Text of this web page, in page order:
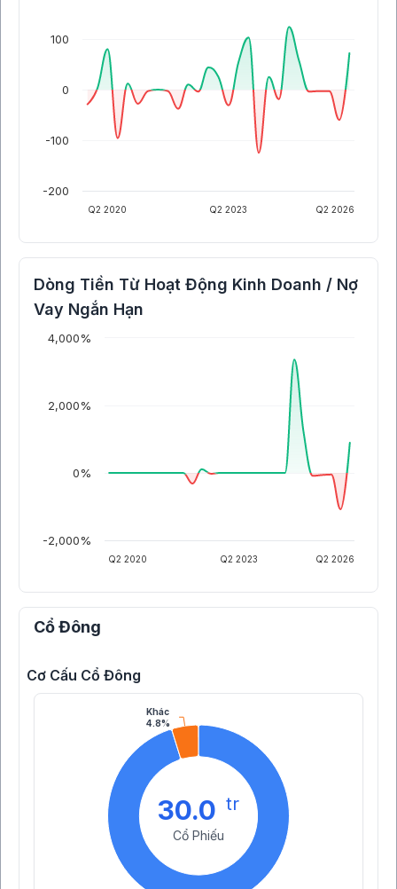
Q2 2020 Q2 2023 Q2 2026
-200
-100
0
100
Dòng Tiền Từ Hoạt Động Kinh Doanh / Nợ
Vay Ngắn Hạn
Q2 2020 Q2 2023 Q2 2026
-2,000%
0%
2,000%
4,000%
Cổ Đông
Cơ Cấu Cổ Đông
Khác
4.8%
30.0 tr
Cổ Phiếu